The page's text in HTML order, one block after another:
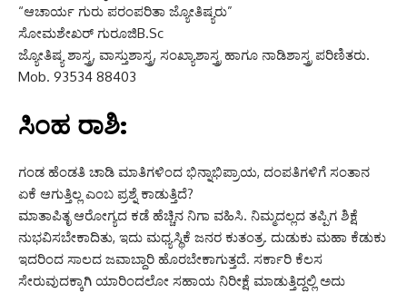
“ಆಚಾರ್ಯ ಗುರು ಪರಂಪರಿತಾ ಜ್ಯೋತಿಷ್ಯರು”
ಸೋಮಶೇಖರ್ ಗುರೂಜಿB.Sc
ಜ್ಯೋತಿಷ್ಯ ಶಾಸ್ತ್ರ, ವಾಸ್ತುಶಾಸ್ತ್ರ, ಸಂಖ್ಯಾಶಾಸ್ತ್ರ ಹಾಗೂ ನಾಡಿಶಾಸ್ತ್ರ ಪರಿಣಿತರು.
Mob. 93534 88403
ಸಿಂಹ ರಾಶಿ:
ಗಂಡ ಹೆಂಡತಿ ಚಾಡಿ ಮಾತಿಗಳಿಂದ ಭಿನ್ನಾಭಿಪ್ರಾಯ, ದಂಪತಿಗಳಿಗೆ ಸಂತಾನ
ಏಕೆ ಆಗುತ್ತಿಲ್ಲ ಎಂಬ ಪ್ರಶ್ನೆ ಕಾಡುತ್ತಿದೆ?
ಮಾತಾಪಿತೃ ಆರೋಗ್ಯದ ಕಡೆ ಹೆಚ್ಚಿನ ನಿಗಾ ವಹಿಸಿ. ನಿಮ್ಮದಲ್ಲದ ತಪ್ಪಿಗ ಶಿಕ್ಷೆ
ನುಭವಿಸಬೇಕಾದಿತು, ಇದು ಮಧ್ಯಸ್ಥಿಕೆ ಜನರ ಕುತಂತ್ರ. ದುಡುಕು ಮಹಾ ಕೆಡುಕು
ಇದರಿಂದ ಸಾಲದ ಜವಾಬ್ದಾರಿ ಹೊರಬೇಕಾಗುತ್ತದೆ. ಸರ್ಕಾರಿ ಕೆಲಸ
ಸೇರುವುದಕ್ಕಾಗಿ ಯಾರಿಂದಲೋ ಸಹಾಯ ನಿರೀಕ್ಷೆ ಮಾಡುತ್ತಿದ್ದಲ್ಲಿ ಅದು